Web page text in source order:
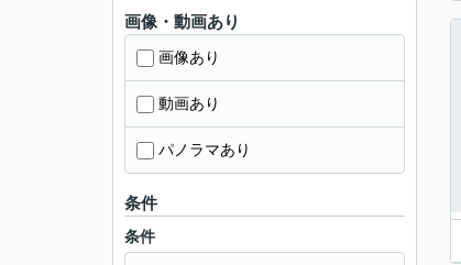
画像・動画あり
画像あり
動画あり
パノラマあり
条件
条件